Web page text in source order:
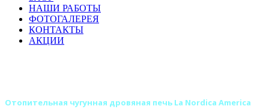
НАШИ РАБОТЫ
ФОТОГАЛЕРЕЯ
КОНТАКТЫ
АКЦИИ
(Италия)
Отопительная чугунная дровяная печь La Nordica America